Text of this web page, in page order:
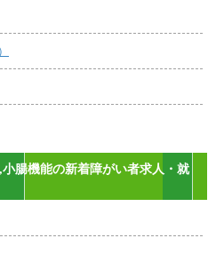
腸機能の新着障がい者求人・就